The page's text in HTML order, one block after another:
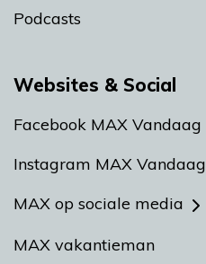
Podcasts
Websites & Social
Facebook MAX Vandaag
Instagram MAX Vandaag
MAX op sociale media
MAX vakantieman